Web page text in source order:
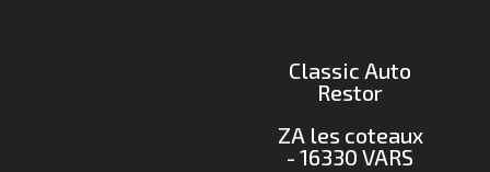
Classic Auto
Restor
ZA les coteaux
- 16330 VARS